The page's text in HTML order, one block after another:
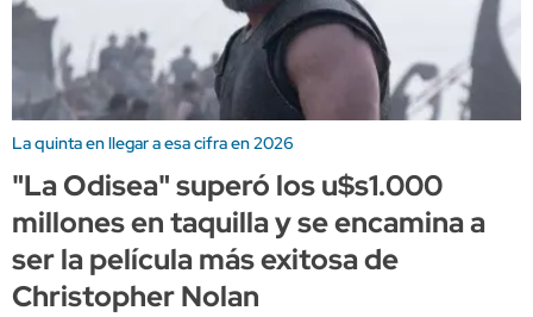
La quinta en llegar a esa cifra en 2026
"La Odisea" superó los u$s1.000
millones en taquilla y se encamina a
ser la película más exitosa de
Christopher Nolan